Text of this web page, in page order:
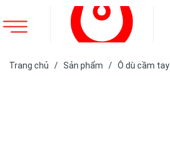
Trang chủ / Sản phẩm / Ô dù cầm tay